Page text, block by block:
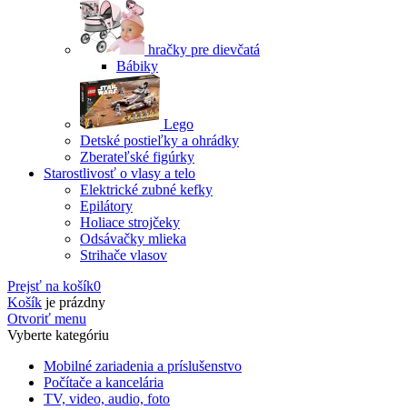
hračky pre dievčatá
Bábiky
Lego
Detské postieľky a ohrádky
Zberateľské figúrky
Starostlivosť o vlasy a telo
Elektrické zubné kefky
Epilátory
Holiace strojčeky
Odsávačky mlieka
Strihače vlasov
Prejsť na košík0
Košík je prázdny
Otvoriť menu
Vyberte kategóriu
Mobilné zariadenia a príslušenstvo
Počítače a kancelária
TV, video, audio, foto